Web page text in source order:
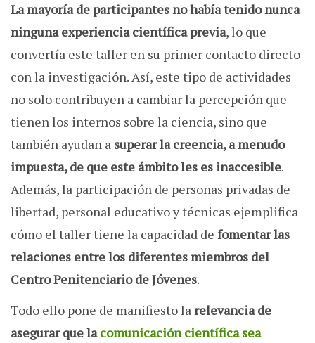
La mayoría de participantes no había tenido nunca
ninguna experiencia científica previa, lo que
convertía este taller en su primer contacto directo
con la investigación. Así, este tipo de actividades
no solo contribuyen a cambiar la percepción que
tienen los internos sobre la ciencia, sino que
también ayudan a superar la creencia, a menudo
impuesta, de que este ámbito les es inaccesible.
Además, la participación de personas privadas de
libertad, personal educativo y técnicas ejemplifica
cómo el taller tiene la capacidad de fomentar las
relaciones entre los diferentes miembros del
Centro Penitenciario de Jóvenes.
Todo ello pone de manifiesto larelevancia de
asegurar que lacomunicación científica sea